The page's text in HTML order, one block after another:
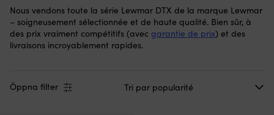
Nous vendons toute la série Lewmar DTX de la marque Lewmar
– soigneusement sélectionnée et de haute qualité. Bien sûr, à
des prix vraiment compétitifs (avec garantie de prix) et des
livraisons incroyablement rapides.
Öppna filter